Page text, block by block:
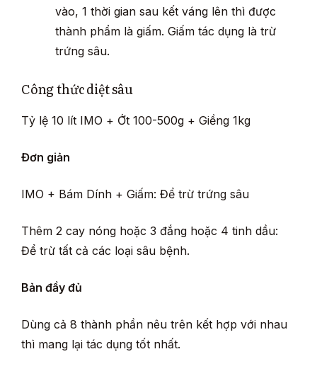
vào, 1 thời gian sau kết váng lên thì được
thành phẩm là giấm. Giấm tác dụng là trừ
trứng sâu.
Công thức diệt sâu
Tỷ lệ 10 lít IMO + Ớt 100-500g + Giềng 1kg
Đơn giản
IMO + Bám Dính + Giấm: Để trừ trứng sâu
Thêm 2 cay nóng hoặc 3 đắng hoặc 4 tinh dầu:
Để trừ tất cả các loại sâu bệnh.
Bản đầy đủ
Dùng cả 8 thành phần nêu trên kết hợp với nhau
thì mang lại tác dụng tốt nhất.